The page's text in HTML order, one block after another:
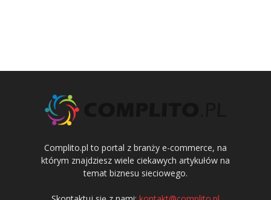
Complito.pl to portal z branży e-commerce, na
którym znajdziesz wiele ciekawych artykułów na
temat biznesu sieciowego.